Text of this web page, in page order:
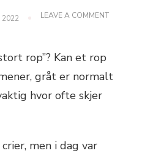
2022 LEAVE A COMMENTON
rop”? Kan et rop
gråt er normalt
hvor ofte skjer
men i dag var